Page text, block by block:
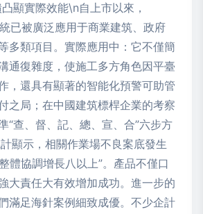
顯實際效能\n自上市以來，
已被廣泛應用于商業建筑、政府
多類項目。實際應用中：它不僅簡
通復雜度，使施工多方角色因平臺
，還具有顯著的智能化預警可助管
之局；在中國建筑標桿企業的考察
“查、督、記、總、宣、合”六步方
顯示，相關作業場不良案底發生
體協調增長八以上”。產品不僅口
大責任大有效增加成功。進一步的
滿足海針案例細致成優。不少企計